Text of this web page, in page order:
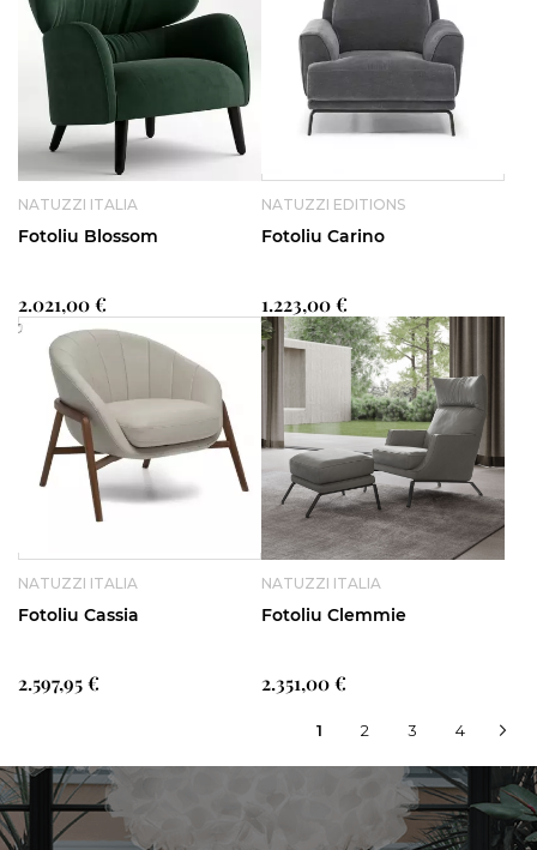
NATUZZI ITALIA
Fotoliu Blossom
2.021,00 €
NATUZZI EDITIONS
Fotoliu Carino
1.223,00 €
NATUZZI ITALIA
Fotoliu Cassia
2.597,95 €
NATUZZI ITALIA
Fotoliu Clemmie
2.351,00 €
In
acest
1 Pagina
2 Pagina
3 Pagina
4